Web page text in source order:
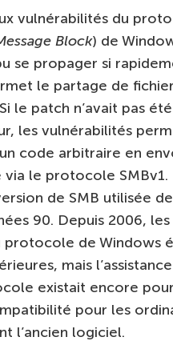
vulnérabilités du
Block) de
se propager si
le partage de
le patch n’avait pas
les vulnérabilités
code arbitraire en
via le protocole SMBv1.
de SMB utilisée
90. Depuis 2006,
protocole de Windows
mais
existait encore
pour les
l’ancien logiciel.